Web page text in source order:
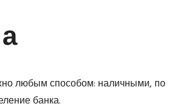
любым способом: наличными, по
банка.